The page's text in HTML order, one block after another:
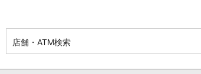
新規お借入れの方
お借換えの方
フラット35
リ・バース60
店舗・ATM検索